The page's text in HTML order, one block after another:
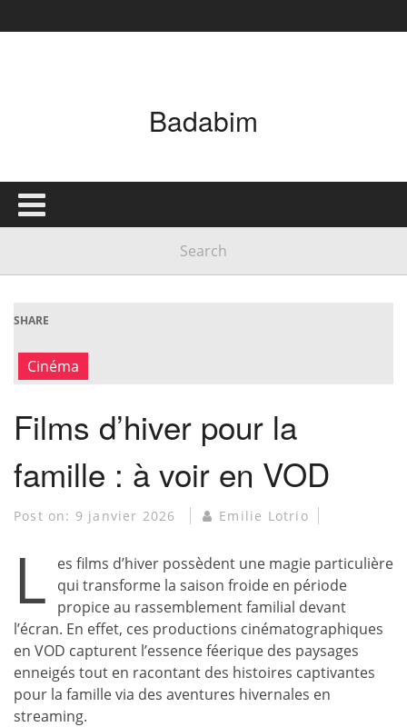
Badabim
SHARE
Cinéma
Films d’hiver pour la
famille : à voir en VOD
Post on: 9 janvier 2026 Emilie Lotrio
L
es films d’hiver possèdent une magie particulière
qui transforme la saison froide en période
propice au rassemblement familial devant
l’écran. En effet, ces productions cinématographiques
en VOD capturent l’essence féerique des paysages
enneigés tout en racontant des histoires captivantes
pour la famille via des aventures hivernales en
streaming.